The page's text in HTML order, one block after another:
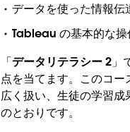
データを使った情報伝
Tableau の基本的な操
「データリテラシー 2」
点を当てます。このコ
広く扱い、生徒の学習
のとおりです。